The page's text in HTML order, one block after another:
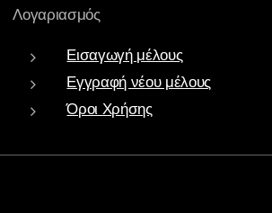
Λογαριασμός
Εισαγωγή μέλους
Εγγραφή νέου μέλους
Όροι Χρήσης